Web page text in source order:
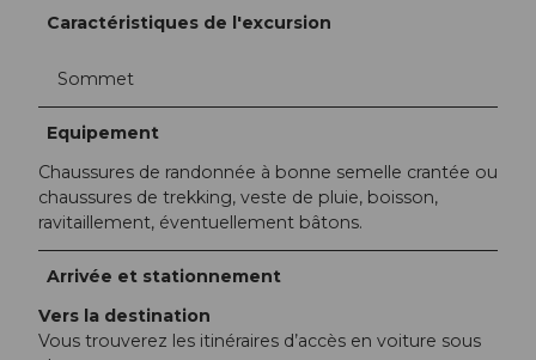
Caractéristiques de l'excursion
Sommet
Equipement
Chaussures de randonnée à bonne semelle crantée ou
chaussures de trekking, veste de pluie, boisson,
ravitaillement, éventuellement bâtons.
Arrivée et stationnement
Vers la destination
Vous trouverez les itinéraires d’accès en voiture sous